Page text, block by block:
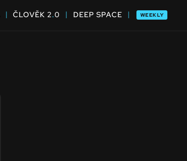
| ČLOVĚK 2.0 | DEEP SPACE | WEEKLY